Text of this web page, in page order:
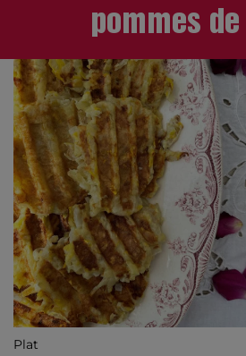
pommes
Plat